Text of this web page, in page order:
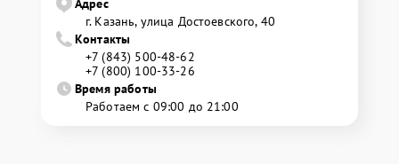
Адрес
г. Казань, улица Достоевского, 40
Контакты
+7 (843) 500-48-62
+7 (800) 100-33-26
Время работы
Работаем с 09:00 до 21:00